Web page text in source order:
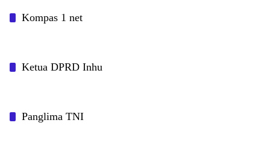
Kompas 1 net
Ketua DPRD Inhu
Panglima TNI